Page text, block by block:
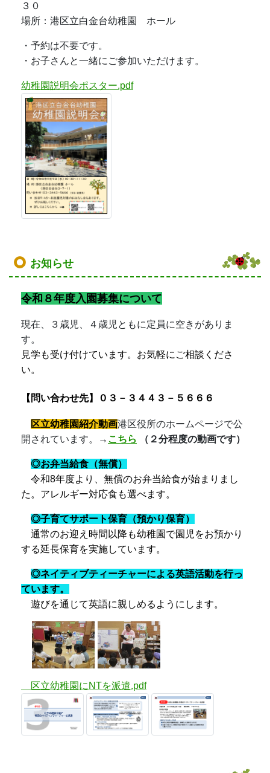
３０
場所：港区立白金台幼稚園 ホール
・予約は不要です。
・お子さんと一緒にご参加いただけます。
幼稚園説明会ポスター.pdf
お知らせ
令和８年度入園募集について
現在、３歳児、４歳児ともに定員に空きがありま
す。
見学も受け付けています。 お気軽にご相談くださ
い。
【問い合わせ先】０３－３４４３－５６６６
区立幼稚園紹介動画港区役所のホームページで公
開されています。
→ こちら （２分程度の動画です）
◎お弁当給食（無償）
令和8年度より、無償のお弁当給食が始まりまし
た。アレルギー対応食も選べます。
◎子育てサポート保育（預かり保育）
通常のお迎え時間以降も幼稚園で園児をお預かり
する延長保育を実施しています。
◎ネイティブティーチャーによる英語活動を行っ
ています。
遊びを通じて英語に親しめるようにします。
区立幼稚園にNTを派遣.pdf